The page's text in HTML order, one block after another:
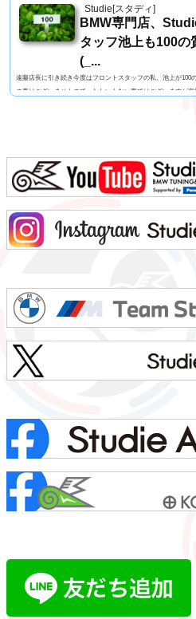
Studie[スタディ]
BMW専門店、
タッフ池上も100の
(_...
遠藤店長に引き続き今度はフロントスタッフの私、池上が
の事はございませんので、たわいもない事ではございますが